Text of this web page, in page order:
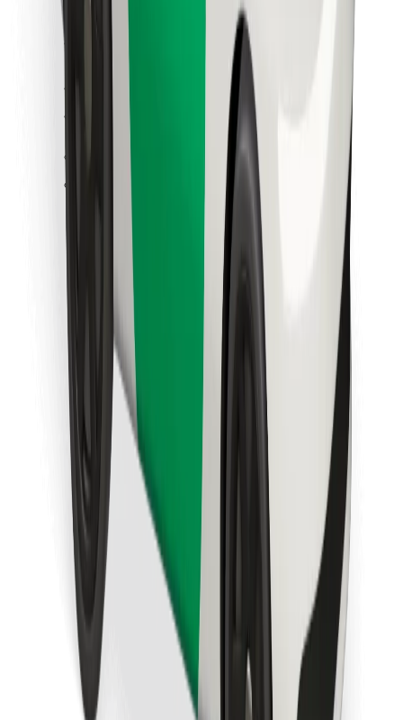
Πάρε ταξί μέσα σε λίγα λεπτά!
Κατέβασε την εφαρμογή Bolt
Βρείτε το αγαπημένο σας φαγητό!
Κατεβάστε την εφαρμογή Bolt Food